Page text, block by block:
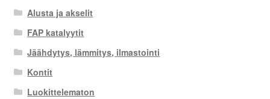
Alusta ja akselit
FAP katalyytit
Jäähdytys, lämmitys, ilmastointi
Kontit
Luokittelematon